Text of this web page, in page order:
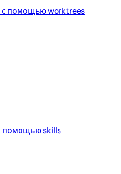
с помощью worktrees
помощью skills